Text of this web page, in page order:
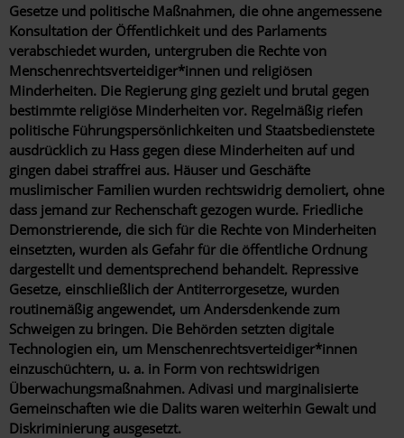
Gesetze und politische Maßnahmen, die ohne angemessene
Konsultation der Öffentlichkeit und des Parlaments
verabschiedet wurden, untergruben die Rechte von
Menschenrechtsverteidiger*innen und religiösen
Minderheiten. Die Regierung ging gezielt und brutal gegen
bestimmte religiöse Minderheiten vor. Regelmäßig riefen
politische Führungspersönlichkeiten und Staatsbedienstete
ausdrücklich zu Hass gegen diese Minderheiten auf und
gingen dabei straffrei aus. Häuser und Geschäfte
muslimischer Familien wurden rechtswidrig demoliert, ohne
dass jemand zur Rechenschaft gezogen wurde. Friedliche
Demonstrierende, die sich für die Rechte von Minderheiten
einsetzten, wurden als Gefahr für die öffentliche Ordnung
dargestellt und dementsprechend behandelt. Repressive
Gesetze, einschließlich der Antiterrorgesetze, wurden
routinemäßig angewendet, um Andersdenkende zum
Schweigen zu bringen. Die Behörden setzten digitale
Technologien ein, um Menschenrechtsverteidiger*innen
einzuschüchtern, u. a. in Form von rechtswidrigen
Überwachungsmaßnahmen. Adivasi und marginalisierte
Gemeinschaften wie die Dalits waren weiterhin Gewalt und
Diskriminierung ausgesetzt.